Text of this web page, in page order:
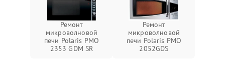
Ремонт
микроволновой
печи Polaris PMO
2353 GDM SR
Ремонт
микроволновой
печи Polaris PMO
2052GDS